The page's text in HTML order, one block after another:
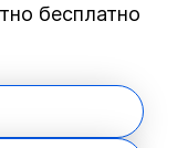
бесплатно